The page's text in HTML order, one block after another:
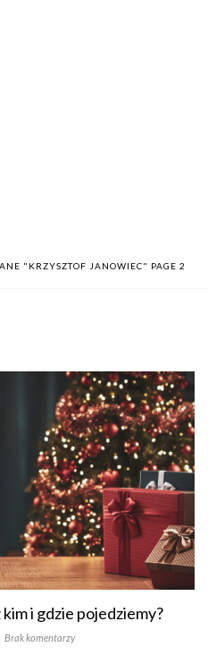
"KRZYSZTOF JANOWIEC" PAGE 2
i gdzie pojedziemy?
Brak komentarzy